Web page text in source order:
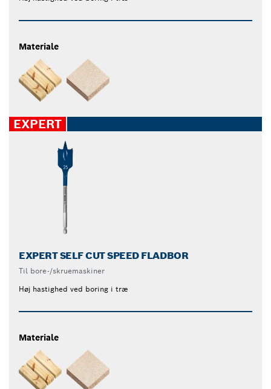
Materiale
EXPERT
EXPERT SELF CUT SPEED FLADBOR
Til bore-/skruemaskiner
Høj hastighed ved boring i træ
Materiale